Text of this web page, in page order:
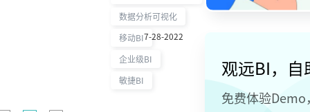
命，“活出我
的闪耀”为品
费者提供中等
价位的优质时
数据分析可视化
移动BI
企业级BI
敏捷BI
7-28-2022
观远BI，自
免费体验Demo